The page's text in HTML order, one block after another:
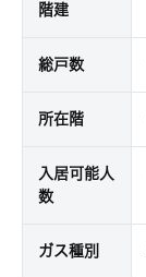
階建
総戸数
所在階
入居可能人
数
ガス種別